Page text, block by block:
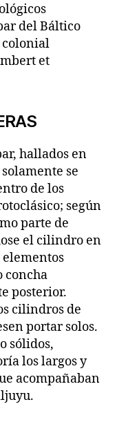
del Báltico
colonial
et
hallados en
se
de los
según
parte de
el cilindro en
concha
posterior.
cilindros de
portar solos.
sólidos,
los largos y
acompañaban